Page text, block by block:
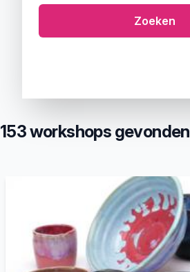
Zoeken
153 workshops gevonden